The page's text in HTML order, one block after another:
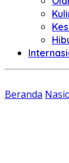
Beranda